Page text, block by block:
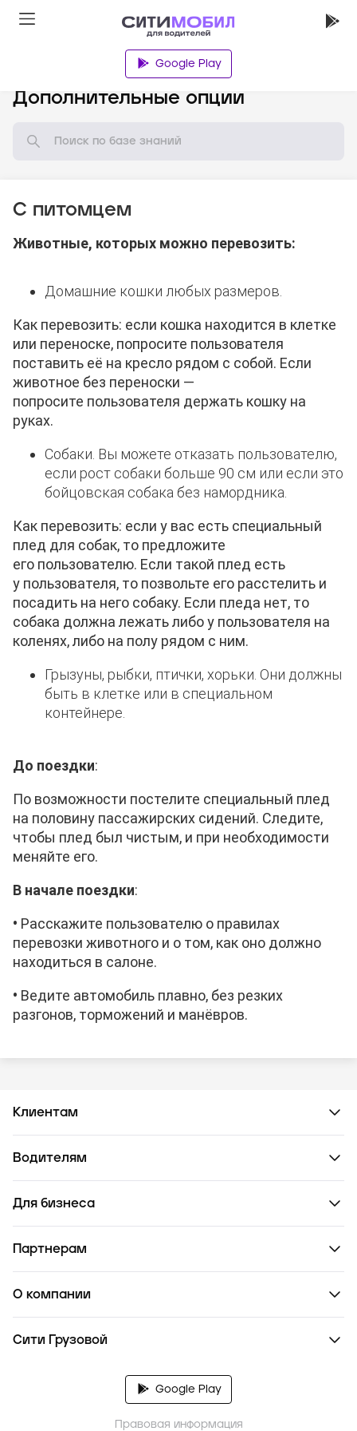
Google Play
Дополнительные опции
С питомцем
Животные, которых можно перевозить:
Домашние кошки любых размеров.
Как перевозить: если кошка находится в клетке
или переноске, попросите пользователя
поставить её на кресло рядом с собой. Если
животное без переноски —
попросите пользователя держать кошку на
руках.
Собаки. Вы можете отказать пользователю,
если рост собаки больше 90 см или если это
бойцовская собака без намордника.
Как перевозить: если у вас есть специальный
плед для собак, то предложите
его пользователю. Если такой плед есть
у пользователя, то позвольте его расстелить и
посадить на него собаку. Если пледа нет, то
собака должна лежать либо у пользователя на
коленях, либо на полу рядом с ним.
Грызуны, рыбки, птички, хорьки. Они должны
быть в клетке или в специальном
контейнере.
До поездки:
По возможности постелите специальный плед
на половину пассажирских сидений. Следите,
чтобы плед был чистым, и при необходимости
меняйте его.
В начале поездки:
• Расскажите пользователю о правилах
перевозки животного и о том, как оно должно
находиться в салоне.
• Ведите автомобиль плавно, без резких
разгонов, торможений и манёвров.
Клиентам
Водителям
Для бизнеса
Партнерам
О компании
Сити Грузовой
Google Play
Правовая информация